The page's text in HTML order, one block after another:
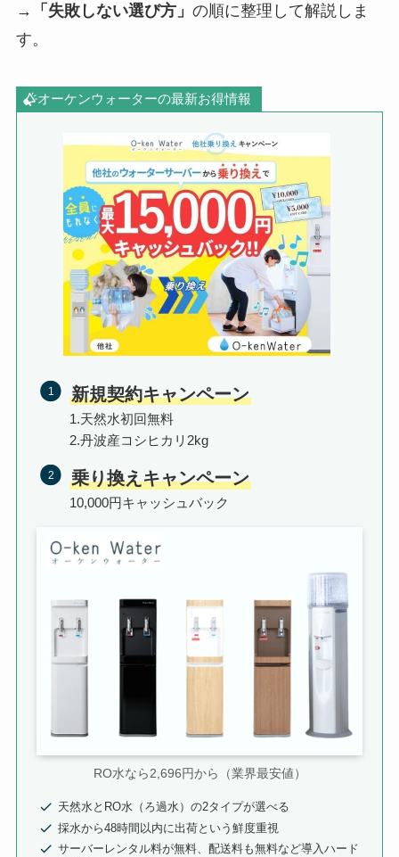
→「失敗しない選び方」 の順に整理して解説しま
す。
オーケンウォーターの最新お得情報
新規契約キャンペーン
1.天然水初回無料
2.丹波産コシヒカリ2kg
乗り換えキャンペーン
10,000円キャッシュバック
RO水なら2,696円から（業界最安値）
天然水とRO水（ろ過水）の2タイプが選べる
採水から48時間以内に出荷という鮮度重視
サーバーレンタル料が無料、配送料も無料など導入ハード